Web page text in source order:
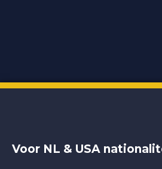
Voor NL & USA